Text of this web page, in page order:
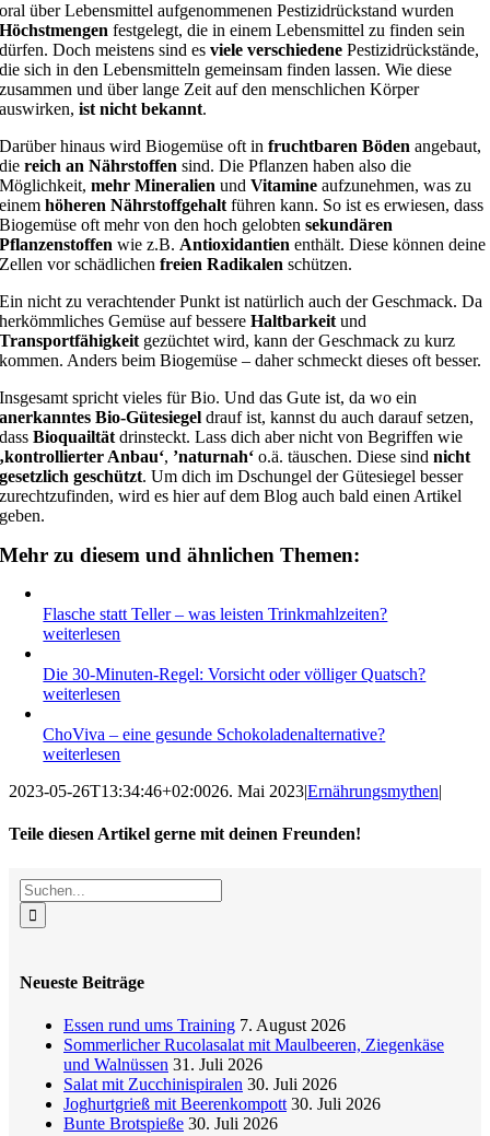
oral über Lebensmittel aufgenommenen Pestizidrückstand wurden
Höchstmengenfestgelegt, die in einem Lebensmittel zu finden sein
dürfen. Doch meistens sind esviele verschiedenePestizidrückstände,
die sich in den Lebensmitteln gemeinsam finden lassen. Wie diese
zusammen und über lange Zeit auf den menschlichen Körper
auswirken,ist nicht bekannt.
Darüber hinaus wird Biogemüse oft infruchtbaren Bödenangebaut,
diereich an Nährstoffensind. Die Pflanzen haben also die
Möglichkeit,mehr MineralienundVitamineaufzunehmen, was zu
einemhöheren Nährstoffgehaltführen kann. So ist es erwiesen, dass
Biogemüse oft mehr von den hoch gelobtensekundären
Pflanzenstoffenwie z.B. Antioxidantienenthält. Diese können deine
Zellen vor schädlichenfreien Radikalenschützen.
Ein nicht zu verachtender Punkt ist natürlich auch der Geschmack. Da
herkömmliches Gemüse auf bessere Haltbarkeitund
Transportfähigkeit gezüchtet wird, kann der Geschmack zu kurz
kommen. Anders beim Biogemüse – daher schmeckt dieses oft besser.
Insgesamt spricht vieles für Bio. Und das Gute ist, da wo ein
anerkanntes Bio-Gütesiegeldrauf ist, kannst du auch darauf setzen,
dassBioquailtätdrinsteckt. Lass dich aber nicht von Begriffen wie
‚kontrollierter Anbau‘, ’naturnah‘o.ä. täuschen. Diese sindnicht
gesetzlich geschützt. Um dich im Dschungel der Gütesiegel besser
zurechtzufinden, wird es hier auf dem Blog auch bald einen Artikel
geben.
Mehr zu diesem und ähnlichen Themen:
Flasche statt Teller – was leisten Trinkmahlzeiten?
weiterlesen
Die 30-Minuten-Regel: Vorsicht oder völliger Quatsch?
weiterlesen
ChoViva – eine gesunde Schokoladenalternative?
weiterlesen
2023-05-26T13:34:46+02:0026. Mai 2023|Ernährungsmythen|
Teile diesen Artikel gerne mit deinen Freunden!
Facebook
XReddit
LinkedIn
WhatsApp
Tumblr
Pinterest
Vk
E-
Mail
Suche
nach:
Neueste Beiträge
Essen rund ums Training 7. August 2026
Sommerlicher Rucolasalat mit Maulbeeren, Ziegenkäse
und Walnüssen 31. Juli 2026
Salat mit Zucchinispiralen 30. Juli 2026
Joghurtgrieß mit Beerenkompott 30. Juli 2026
Bunte Brotspieße 30. Juli 2026